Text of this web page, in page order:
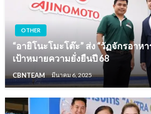
OTHER
“อายิโนะโมะโต๊ะ” ส่ง “วัฏจักรอาห
เป้าหมายความยั่งยืนปี 68
CBNTEAM มีนาคม 6, 2025